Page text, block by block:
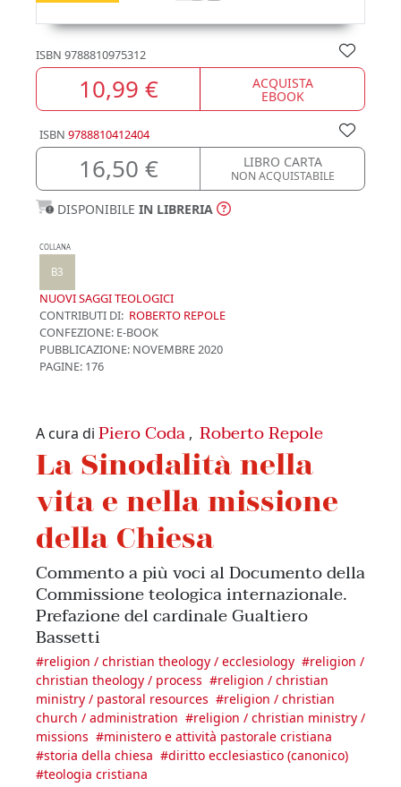
ISBN 9788810975312
10,99 € ACQUISTA
EBOOK
ISBN 9788810412404
16,50 € LIBRO CARTA
NON ACQUISTABILE
DISPONIBILE IN LIBRERIA
COLLANA
B3
NUOVI SAGGI TEOLOGICI
CONTRIBUTI DI: ROBERTO REPOLE
CONFEZIONE: E-BOOK
PUBBLICAZIONE: NOVEMBRE 2020
PAGINE: 176
A cura di Piero Coda , Roberto Repole
La Sinodalità nella
vita e nella missione
della Chiesa
Commento a più voci al Documento della
Commissione teologica internazionale.
Prefazione del cardinale Gualtiero
Bassetti
#religion / christian theology / ecclesiology #religion /
christian theology / process #religion / christian
ministry / pastoral resources #religion / christian
church / administration #religion / christian ministry /
missions #ministero e attività pastorale cristiana
#storia della chiesa #diritto ecclesiastico (canonico)
#teologia cristiana